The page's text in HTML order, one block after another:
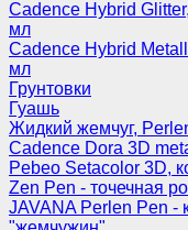
Cadence Hybrid
мл
Cadence Hybrid
мл
Грунтовки
Гуашь
Жидкий жемчуг,
Cadence Dora 3D
Pebeo Setacolor 3D,
Zen Pen - точечная
JAVANA Perlen Pen -